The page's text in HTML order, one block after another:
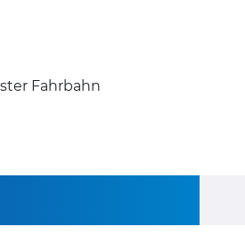
Fahrbahn